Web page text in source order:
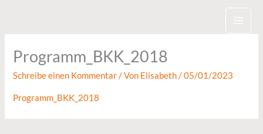
Programm_BKK_2018
Schreibe einen Kommentar / Von Elisabeth/05/01/2023
Programm_BKK_2018